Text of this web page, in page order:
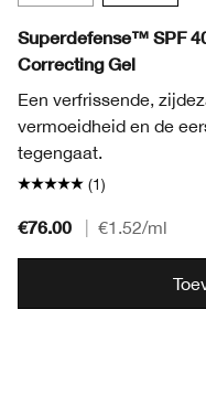
Superdefense™ SPF
Correcting Gel
Een verfrissende,
vermoeidheid en de
tegengaat.
(1)
€76.00 €1.52/ml